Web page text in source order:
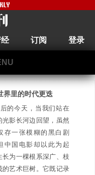
订阅 登录
界里的时代更迭
的今天，当我们站在
光影长河边回望，虽然
存一张模糊的黑白剧
中国电影却以此为起
长为一棵根系深广、枝
的艺术巨树。它既记录